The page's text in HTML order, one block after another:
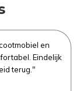
en
Eindelijk
terug."